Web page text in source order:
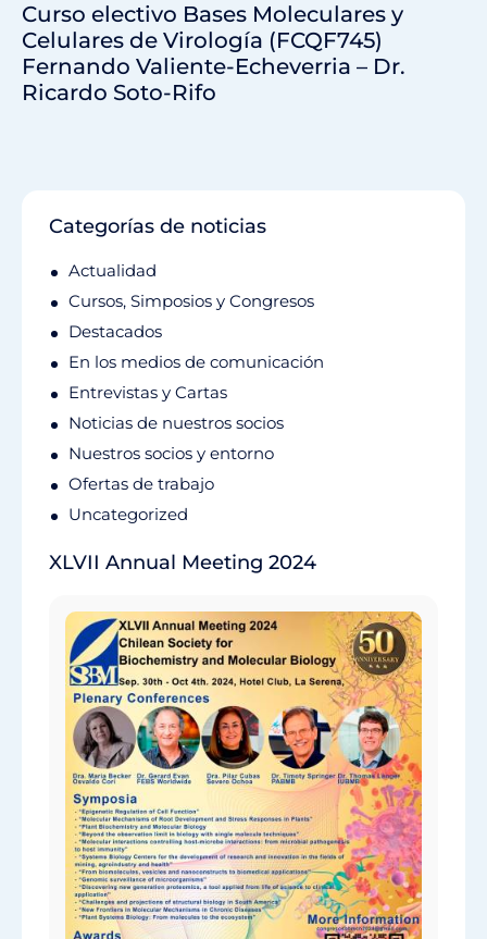
Curso electivo Bases Moleculares y
Celulares de Virología (FCQF745)
Fernando Valiente-Echeverria – Dr.
Ricardo Soto-Rifo
Categorías de noticias
Actualidad
Cursos, Simposios y Congresos
Destacados
En los medios de comunicación
Entrevistas y Cartas
Noticias de nuestros socios
Nuestros socios y entorno
Ofertas de trabajo
Uncategorized
XLVII Annual Meeting 2024